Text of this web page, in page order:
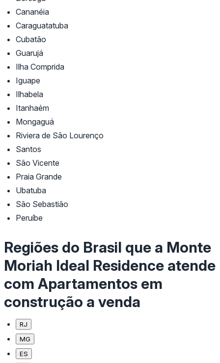
Cananéia
Caraguatatuba
Cubatão
Guarujá
Ilha Comprida
Iguape
Ilhabela
Itanhaém
Mongaguá
Riviera de São Lourenço
Santos
São Vicente
Praia Grande
Ubatuba
São Sebastião
Peruíbe
Regiões do Brasil que a Monte
Moriah Ideal Residence atende
com Apartamentos em
construção a venda
RJ
MG
ES